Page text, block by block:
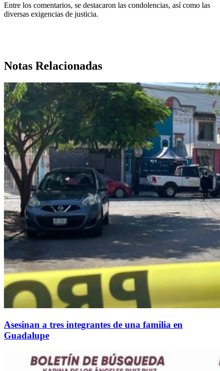
Entre los comentarios, se destacaron las condolencias, así como las
diversas exigencias de justicia.
Notas Relacionadas
Asesinan a tres integrantes de una familia en
Guadalupe